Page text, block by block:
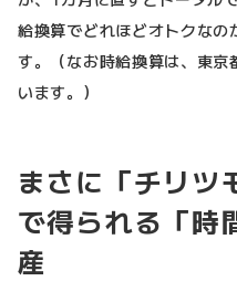
給換算でどれほどオトクな
す。（なお時給換算は、東
います。）
まさに「チリ
で得られる「時
産